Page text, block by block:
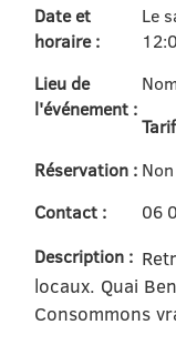
Date et
horaire :
Le
Lieu de
l'événement :
Réservation : Non
Contact :
06
Description :
locaux. Quai
Consommons